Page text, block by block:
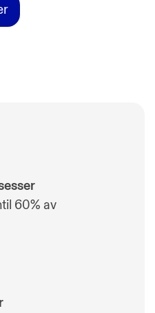
60% av